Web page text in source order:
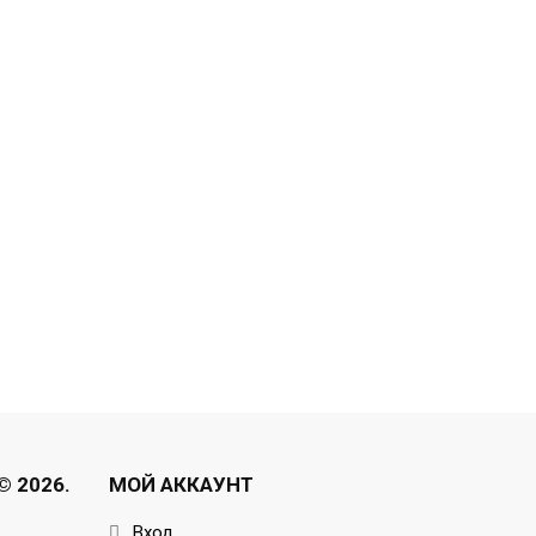
2026. МОЙ АККАУНТ